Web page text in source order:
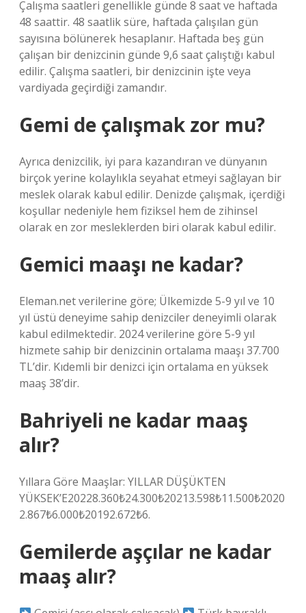
Çalışma saatleri genellikle günde 8 saat ve haftada
48 saattir. 48 saatlik süre, haftada çalışılan gün
sayısına bölünerek hesaplanır. Haftada beş gün
çalışan bir denizcinin günde 9,6 saat çalıştığı kabul
edilir. Çalışma saatleri, bir denizcinin işte veya
vardiyada geçirdiği zamandır.
Gemi de çalışmak zor mu?
Ayrıca denizcilik, iyi para kazandıran ve dünyanın
birçok yerine kolaylıkla seyahat etmeyi sağlayan bir
meslek olarak kabul edilir. Denizde çalışmak, içerdiği
koşullar nedeniyle hem fiziksel hem de zihinsel
olarak en zor mesleklerden biri olarak kabul edilir.
Gemici maaşı ne kadar?
Eleman.net verilerine göre; Ülkemizde 5-9 yıl ve 10
yıl üstü deneyime sahip denizciler deneyimli olarak
kabul edilmektedir. 2024 verilerine göre 5-9 yıl
hizmete sahip bir denizcinin ortalama maaşı 37.700
TL’dir. Kıdemli bir denizci için ortalama en yüksek
maaş 38’dir.
Bahriyeli ne kadar maaş
alır?
Yıllara Göre Maaşlar: YILLAR DÜŞÜKTEN
YÜKSEK’E20228.360₺24.300₺20213.598₺11.500₺2020
2.867₺6.000₺20192.672₺6.
Gemilerde aşçılar ne kadar
maaş alır?